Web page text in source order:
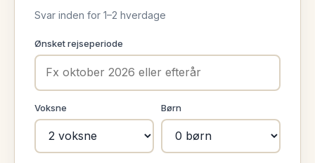
Svar inden for 1–2 hverdage
Ønsket rejseperiode
Voksne Børn